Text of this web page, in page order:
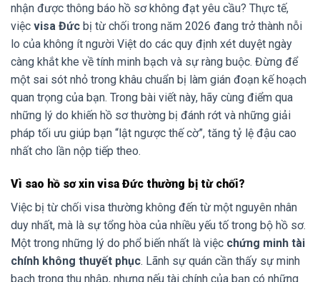
nhận được thông báo hồ sơ không đạt yêu cầu? Thực tế,
việc visa Đức bị từ chối trong năm 2026 đang trở thành nỗi
lo của không ít người Việt do các quy định xét duyệt ngày
càng khắt khe về tính minh bạch và sự ràng buộc. Đừng để
một sai sót nhỏ trong khâu chuẩn bị làm gián đoạn kế hoạch
quan trọng của bạn. Trong bài viết này, hãy cùng điểm qua
những lý do khiến hồ sơ thường bị đánh rớt và những giải
pháp tối ưu giúp bạn “lật ngược thế cờ”, tăng tỷ lệ đậu cao
nhất cho lần nộp tiếp theo.
Vì sao hồ sơ xin visa Đức thường bị từ chối?
Việc bị từ chối visa thường không đến từ một nguyên nhân
duy nhất, mà là sự tổng hòa của nhiều yếu tố trong bộ hồ sơ.
Một trong những lý do phổ biến nhất là việc chứng minh tài
chính không thuyết phục. Lãnh sự quán cần thấy sự minh
bạch trong thu nhập, nhưng nếu tài chính của bạn có những